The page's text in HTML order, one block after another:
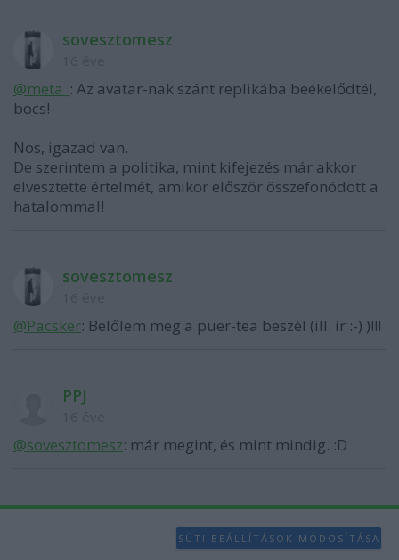
sovesztomesz
@meta_ : Az avatar-nak szánt replikába beékelődtél,
bocs!
Nos, igazad van.
De szerintem a politika, mint kifejezés már akkor
elvesztette értelmét, amikor először összefonódott a
hatalommal!
sovesztomesz
@Pacsker: Belőlem meg a puer-tea beszél (ill. ír :-) )!!!
PPJ
@sovesztomesz: már megint, és mint mindig. :D
SÜTI BEÁLLÍTÁSOK MÓDOSÍTÁSA